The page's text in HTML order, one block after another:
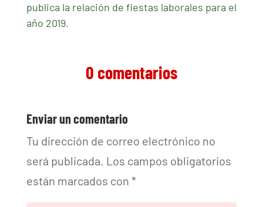
publica la relación de fiestas laborales para el
año 2019.
0 comentarios
Enviar un comentario
Tu dirección de correo electrónico no
será publicada. Los campos obligatorios
están marcados con *